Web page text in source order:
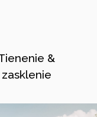
&
zasklenie